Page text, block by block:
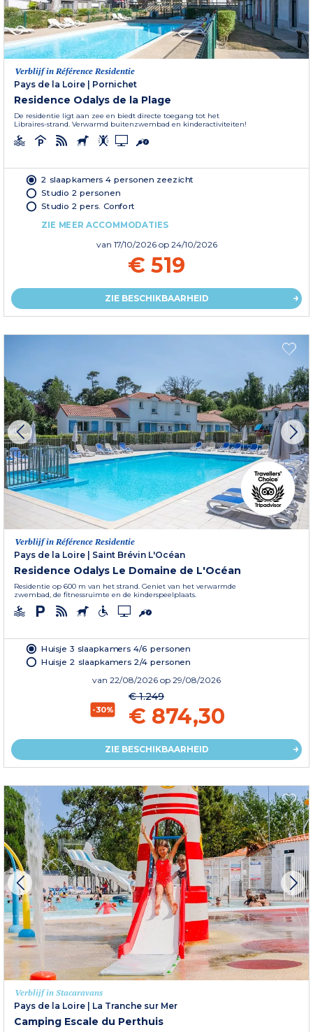
Verblijf in Référence Residentie
Pays de la Loire
Pornichet
Residence Odalys de la Plage
De residentie ligt aan zee en biedt directe toegang tot het
Libraires-strand. Verwarmd buitenzwembad en kinderactiviteiten!
2 slaapkamers 4 personen zeezicht
Studio 2 personen
Studio 2 pers. Confort
ZIE MEER ACCOMMODATIES
van 17/10/2026 op 24/10/2026
€ 519
ZIE BESCHIKBAARHEID
Verblijf in Référence Residentie
Pays de la Loire
Saint Brévin L'Océan
Residence Odalys Le Domaine de L'Océan
Residentie op 600 m van het strand. Geniet van het verwarmde
zwembad, de fitnessruimte en de kinderspeelplaats.
Huisje 3 slaapkamers 4/6 personen
Huisje 2 slaapkamers 2/4 personen
van 22/08/2026 op 29/08/2026
-30%
€ 1.249
€ 874,30
ZIE BESCHIKBAARHEID
Verblijf in Stacaravans
Pays de la Loire
La Tranche sur Mer
Camping Escale du Perthuis